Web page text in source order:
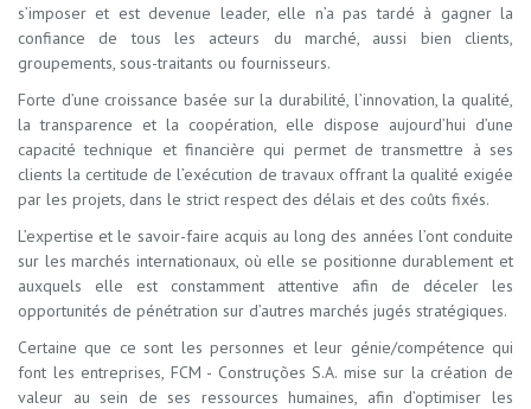
s’imposer et est devenue leader, elle n’a pas tardé à gagner la
confiance de tous les acteurs du marché, aussi bien clients,
groupements, sous-traitants ou fournisseurs.
Forte d’une croissance basée sur la durabilité, l’innovation, la qualité,
la transparence et la coopération, elle dispose aujourd’hui d’une
capacité technique et financière qui permet de transmettre à ses
clients la certitude de l’exécution de travaux offrant la qualité exigée
par les projets, dans le strict respect des délais et des coûts fixés.
L’expertise et le savoir-faire acquis au long des années l’ont conduite
sur les marchés internationaux, où elle se positionne durablement et
auxquels elle est constamment attentive afin de déceler les
opportunités de pénétration sur d’autres marchés jugés stratégiques.
Certaine que ce sont les personnes et leur génie/compétence qui
font les entreprises, FCM - Construções S.A. mise sur la création de
valeur au sein de ses ressources humaines, afin d’optimiser les